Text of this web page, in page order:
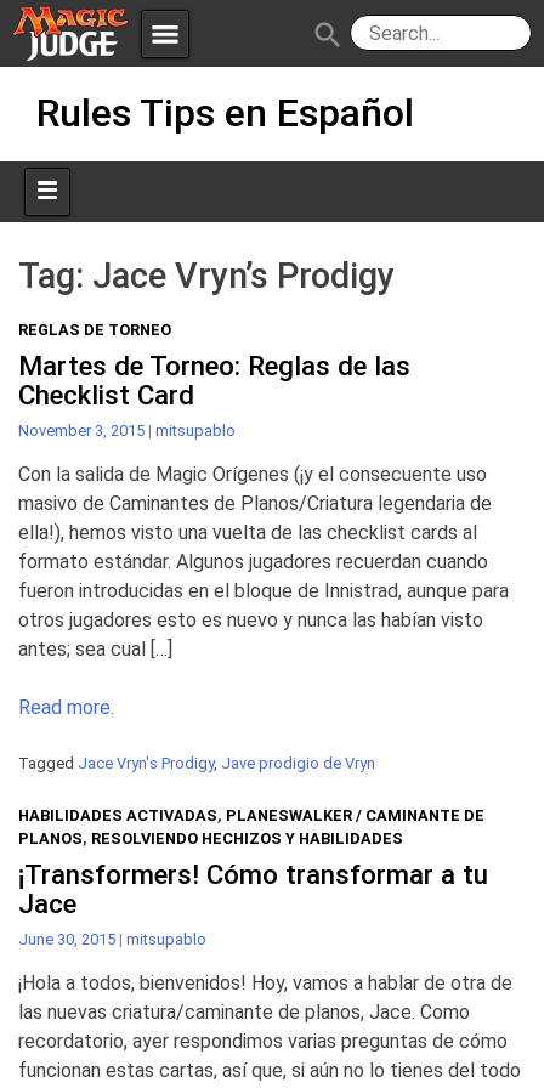
menu
Apps JudgeApps
Forum
Judges
Policies IPG
JAR
search
Rules Tips en Español
Tag: Jace Vryn’s Prodigy
REGLAS DE TORNEO
Martes de Torneo: Reglas de las
Checklist Card
November 3, 2015 | mitsupablo
Con la salida de Magic Orígenes (¡y el consecuente uso
masivo de Caminantes de Planos/Criatura legendaria de
ella!), hemos visto una vuelta de las checklist cards al
formato estándar. Algunos jugadores recuerdan cuando
fueron introducidas en el bloque de Innistrad, aunque para
otros jugadores esto es nuevo y nunca las habían visto
antes; sea cual […]
Read more.
Tagged Jace Vryn's Prodigy, Jave prodigio de Vryn
HABILIDADES ACTIVADAS, PLANESWALKER / CAMINANTE DE
PLANOS, RESOLVIENDO HECHIZOS Y HABILIDADES
¡Transformers! Cómo transformar a tu
Jace
June 30, 2015 | mitsupablo
¡Hola a todos, bienvenidos! Hoy, vamos a hablar de otra de
las nuevas criatura/caminante de planos, Jace. Como
recordatorio, ayer respondimos varias preguntas de cómo
funcionan estas cartas, así que, si aún no lo tienes del todo